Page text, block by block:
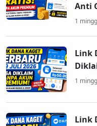
Anti
1
Link
1
Link